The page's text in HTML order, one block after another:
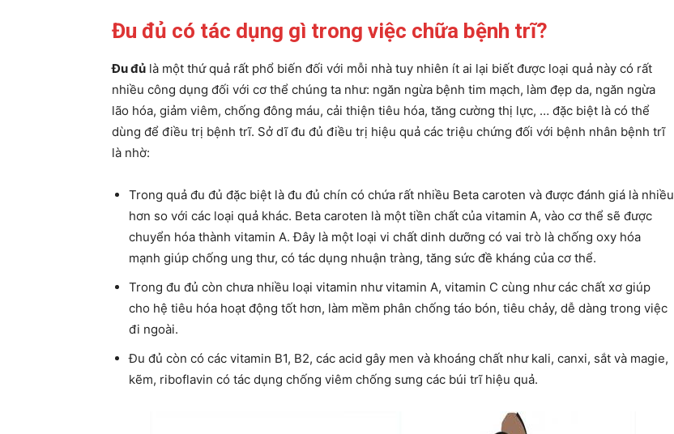
Đu đủ có tác dụng gì trong việc chữa bệnh trĩ?
Đu đủ là một thứ quả rất phổ biến đối với mỗi nhà tuy nhiên ít ai lại biết được loại quả này có rất
nhiều công dụng đối với cơ thể chúng ta như: ngăn ngừa bệnh tim mạch, làm đẹp da, ngăn ngừa
lão hóa, giảm viêm, chống đông máu, cải thiện tiêu hóa, tăng cường thị lực, … đặc biệt là có thể
dùng để điều trị bệnh trĩ. Sở dĩ đu đủ điều trị hiệu quả các triệu chứng đối với bệnh nhân bệnh trĩ
là nhờ:
Trong quả đu đủ đặc biệt là đu đủ chín có chứa rất nhiều Beta caroten và được đánh giá là nhiều
hơn so với các loại quả khác. Beta caroten là một tiền chất của vitamin A, vào cơ thể sẽ được
chuyển hóa thành vitamin A. Đây là một loại vi chất dinh dưỡng có vai trò là chống oxy hóa
mạnh giúp chống ung thư, có tác dụng nhuận tràng, tăng sức đề kháng của cơ thể.
Trong đu đủ còn chưa nhiều loại vitamin như vitamin A, vitamin C cùng như các chất xơ giúp
cho hệ tiêu hóa hoạt động tốt hơn, làm mềm phân chống táo bón, tiêu chảy, dễ dàng trong việc
đi ngoài.
Đu đủ còn có các vitamin B1, B2, các acid gây men và khoáng chất như kali, canxi, sắt và magie,
kẽm, riboflavin có tác dụng chống viêm chống sưng các búi trĩ hiệu quả.